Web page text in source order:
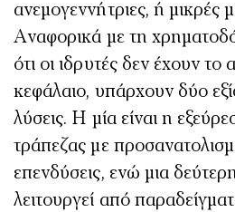
ανεμογεννήτριες, ή μικρές
Αναφορικά με τη
ότι οι ιδρυτές δεν έχουν το
κεφάλαιο, υπάρχουν δύο
λύσεις. Η μία είναι η
τράπεζας με
επενδύσεις, ενώ μια
λειτουργεί από